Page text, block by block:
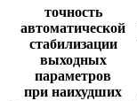
точность
автоматической
стабилизации
выходных
параметров
при наихудших